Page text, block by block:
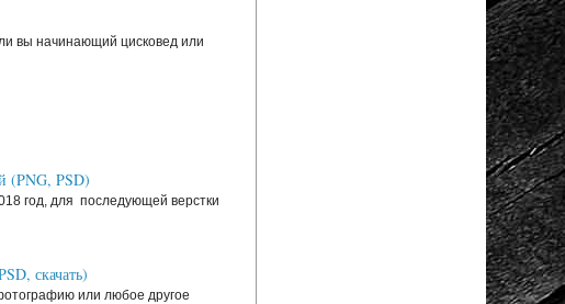
вы начинающий цисковед или
(PNG, PSD)
год, для последующей верстки
скачать)
или любое другое